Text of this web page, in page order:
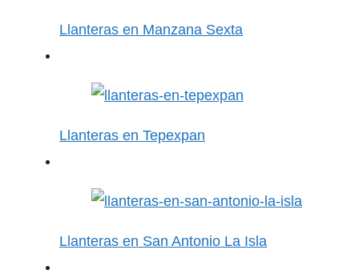
Llanteras en Manzana Sexta
Llanteras en Tepexpan
Llanteras en San Antonio La Isla